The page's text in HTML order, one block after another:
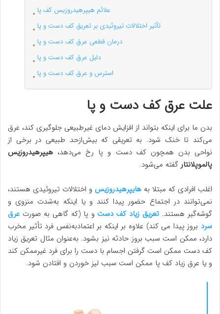
علائم هیپرهیدروزیس کف پا
تأثیر اختلالات تیروئیدی بر تعریق کف دست و پا
درمان قطعی عرق کف دست و پا
دلیل عرق کف دست و پا
استرس و عرق کف دست و پا
علت عرق کف دست و پا
بدن ما برای اینکه بتواند از افزایش دمای غیرطبیعی جلوگیری کند، عرق
می‌کند تا خنک شود. به تعریقی که بیش‌ازحد طبیعی در برخی از
نواحی بدن همچون کف دست و پا رخ می‌دهد، هیپرهیدروزیس
پالموپلانتار گفته می‌شود.
اغلب افرادی که مبتلا به هایپرهیدروزیس و اختلالات تیروئیدی هستند،
نمی‌توانند در اجتماع حضور پیدا کنند و یا اینکه به‌شدت منزوی و
گوشه‌گیر هستند. تعریق زیاد کف دست و پا (که گاهی به صورت عرق
سرد بروز پیدا می کند) علاوه بر اینکه بر اعتمادبه‌نفس فرد تأثیر مخرب
دارد، ممکن است سبب بروز حادثه نیز بشود. به‌عنوان مثال تعریق زیاد
کف دست ممکن است گرفتن اجسام با دست را برای فرد غیرممکن کند
و یا عرق زیاد کف پا ممکن است سبب لیز خوردن و افتادن شود.